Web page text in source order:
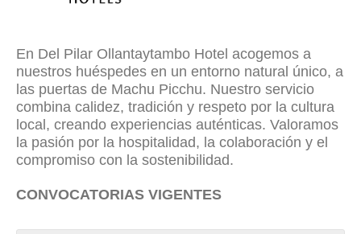
En Del Pilar Ollantaytambo Hotel acogemos a
nuestros huéspedes en un entorno natural único, a
las puertas de Machu Picchu. Nuestro servicio
combina calidez, tradición y respeto por la cultura
local, creando experiencias auténticas. Valoramos
la pasión por la hospitalidad, la colaboración y el
compromiso con la sostenibilidad.
CONVOCATORIAS VIGENTES